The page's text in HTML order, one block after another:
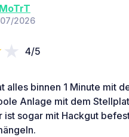
2026
4/5
alles binnen 1 Minute mit
Anlage mit dem
ist sogar mit Hackgut